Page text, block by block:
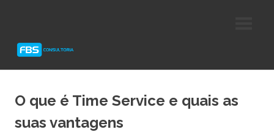
Protheus
O que é Time Service e quais as
suas vantagens